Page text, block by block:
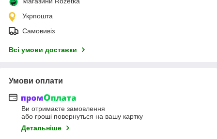
Укрпошта
Самовивіз
Всі умови доставки
Умови оплати
Ви отримаєте замовлення
або гроші повернуться на вашу картку
Детальніше